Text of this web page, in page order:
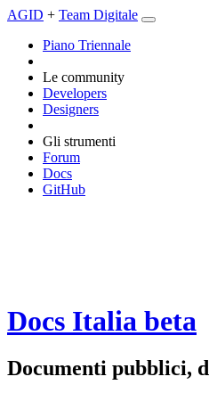
AGID + Team Digitale
Piano Triennale
Le community
Developers
Designers
Gli strumenti
Forum
Docs
GitHub
Docs Italia beta
Documenti pubblici,